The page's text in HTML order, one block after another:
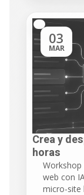
03
MAR
Crea y
horas
Workshop
web con
micro-site